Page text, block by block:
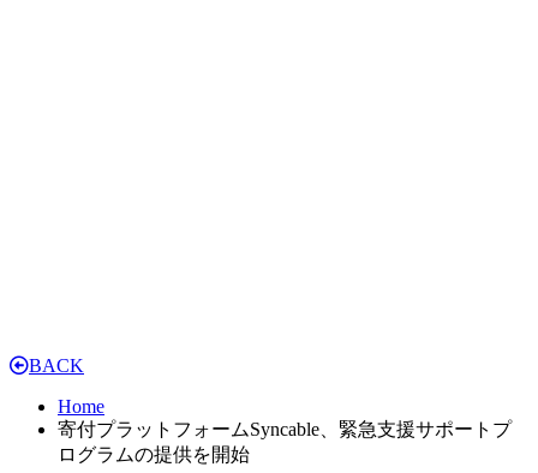
BACK
Home
寄付プラットフォームSyncable、緊急支援サポートプ
ログラムの提供を開始